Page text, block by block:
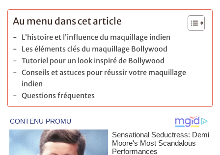
Au menu dans cet article
L’histoire et l’influence du maquillage indien
Les éléments clés du maquillage Bollywood
Tutoriel pour un look inspiré de Bollywood
Conseils et astuces pour réussir votre maquillage
indien
Questions fréquentes